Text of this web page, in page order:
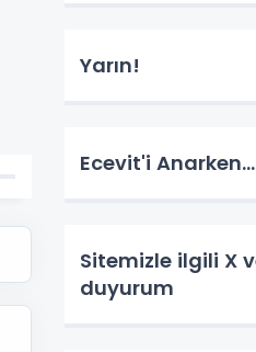
Yarın!
Ecevit'i Anarken...
Sitemizle ilgili X ve FACEBOOK
duyurum